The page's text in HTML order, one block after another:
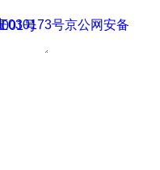
030173号
号